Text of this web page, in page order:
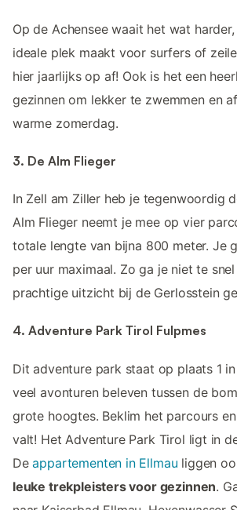
Op de Achensee waait het wat
ideale plek maakt voor surfers of
hier jaarlijks op af! Ook is het een
gezinnen om lekker te zwemmen en
warme zomerdag.
3. De Alm Flieger
In Zell am Ziller heb je tegenwoordig
Alm Flieger neemt je mee op vier
totale lengte van bijna 800 meter. Je
per uur maximaal. Zo ga je niet te
prachtige uitzicht bij de Gerlosstein
4. Adventure Park Tirol Fulpmes
Dit adventure park staat op plaats 1
veel avonturen beleven tussen de
grote hoogtes. Beklim het parcours
valt! Het Adventure Park Tirol ligt in
Deappartementen in Ellmau liggen
leuke trekpleisters voor gezinnen.